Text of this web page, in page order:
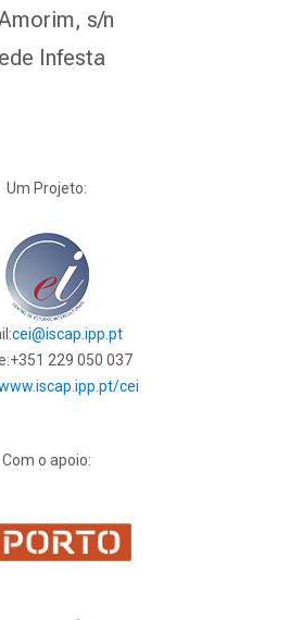
s/n
Infesta
Um Projeto:
cei@iscap.ipp.pt
+351 229 050 037
cei
Com o apoio: